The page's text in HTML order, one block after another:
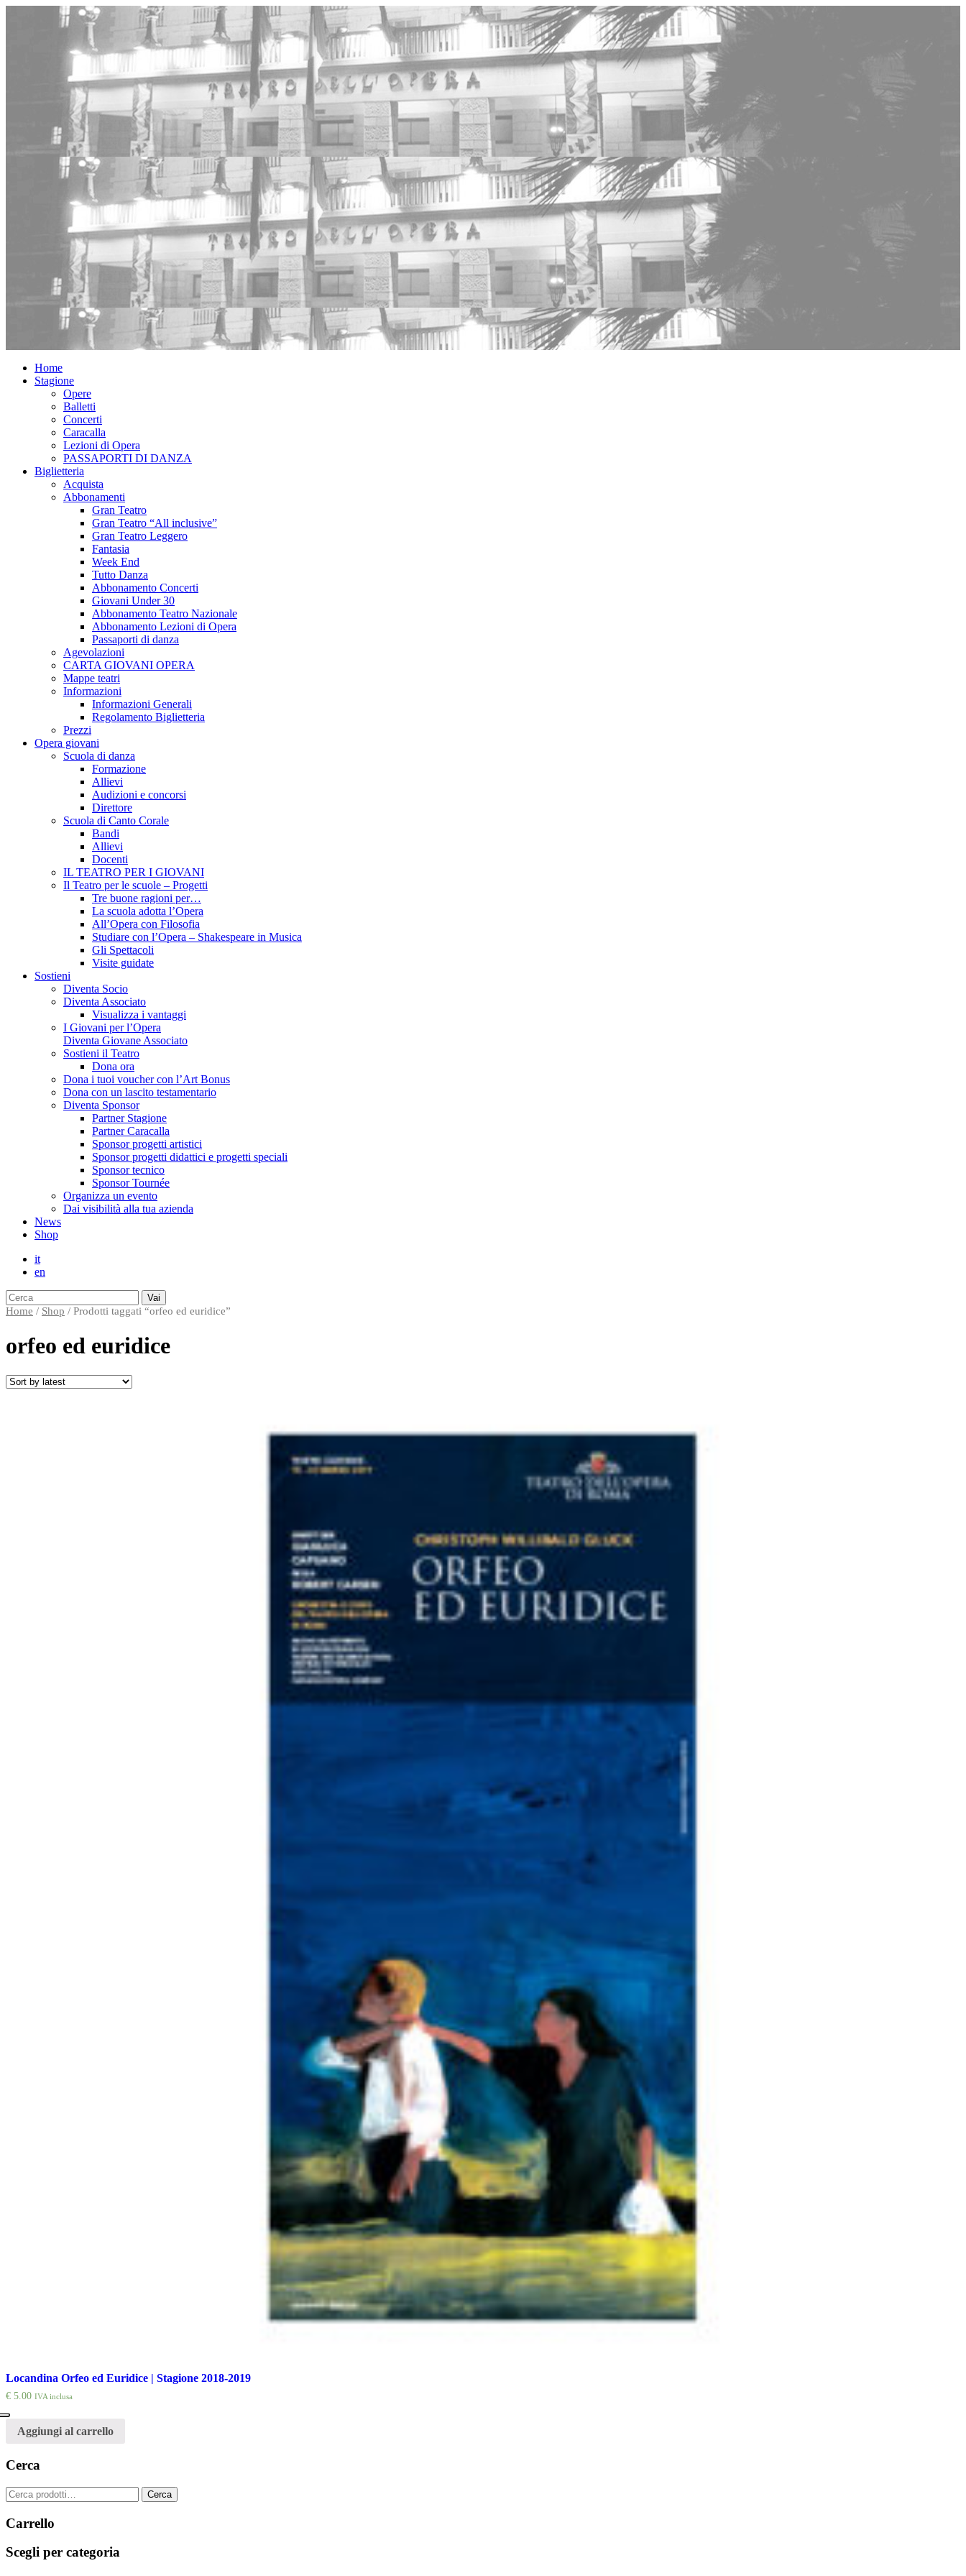
Home
Stagione
Opere
Balletti
Concerti
Caracalla
Lezioni di Opera
PASSAPORTI DI DANZA
Biglietteria
Acquista
Abbonamenti
Gran Teatro
Gran Teatro “All inclusive”
Gran Teatro Leggero
Fantasia
Week End
Tutto Danza
Abbonamento Concerti
Giovani Under 30
Abbonamento Teatro Nazionale
Abbonamento Lezioni di Opera
Passaporti di danza
Agevolazioni
CARTA GIOVANI OPERA
Mappe teatri
Informazioni
Informazioni Generali
Regolamento Biglietteria
Prezzi
Opera giovani
Scuola di danza
Formazione
Allievi
Audizioni e concorsi
Direttore
Scuola di Canto Corale
Bandi
Allievi
Docenti
IL TEATRO PER I GIOVANI
Il Teatro per le scuole – Progetti
Tre buone ragioni per…
La scuola adotta l’Opera
All’Opera con Filosofia
Studiare con l’Opera – Shakespeare in Musica
Gli Spettacoli
Visite guidate
Sostieni
Diventa Socio
Diventa Associato
Visualizza i vantaggi
I Giovani per l’Opera
Diventa Giovane Associato
Sostieni il Teatro
Dona ora
Dona i tuoi voucher con l’Art Bonus
Dona con un lascito testamentario
Diventa Sponsor
Partner Stagione
Partner Caracalla
Sponsor progetti artistici
Sponsor progetti didattici e progetti speciali
Sponsor tecnico
Sponsor Tournée
Organizza un evento
Dai visibilità alla tua azienda
News
Shop
it
en
Search
for:
↓
Main
Home / Shop / Prodotti taggati “orfeo ed euridice”
orfeo ed euridice
Locandina Orfeo ed Euridice | Stagione 2018-2019
€ 5.00 IVA inclusa
Aggiungi al carrello
Cerca
Cerca: Cerca
Carrello
Scegli per categoria